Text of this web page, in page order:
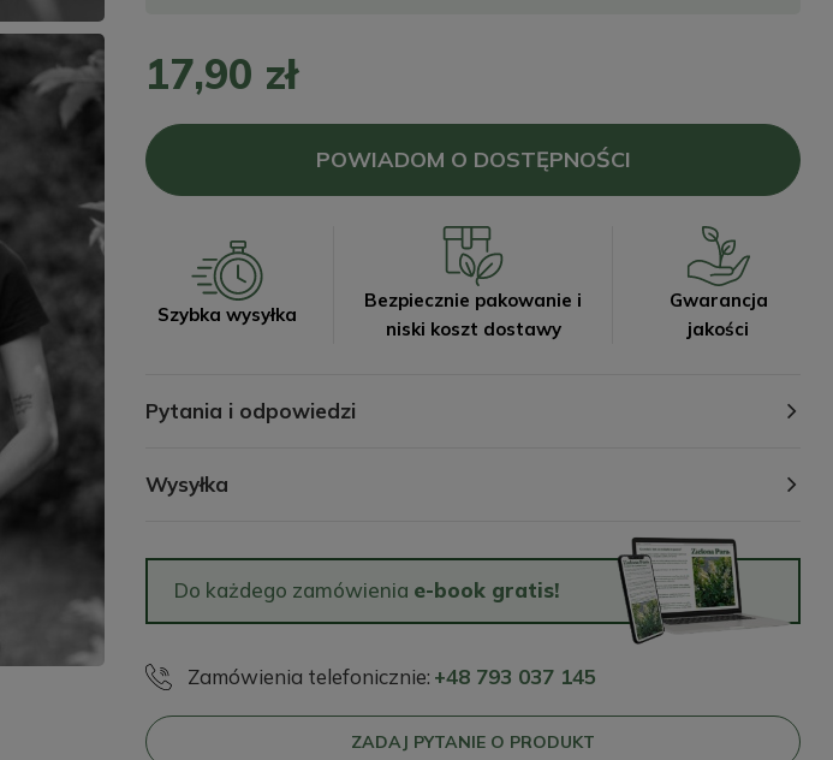
17,90 zł
POWIADOM O DOSTĘPNOŚCI
Szybka wysyłka
Bezpiecznie pakowanie i
niski koszt dostawy
Gwarancja
jakości
Pytania i odpowiedzi
Wysyłka
Do każdego zamówienia e-book gratis!
Zamówienia telefonicznie: +48 793 037 145
ZADAJ PYTANIE O PRODUKT